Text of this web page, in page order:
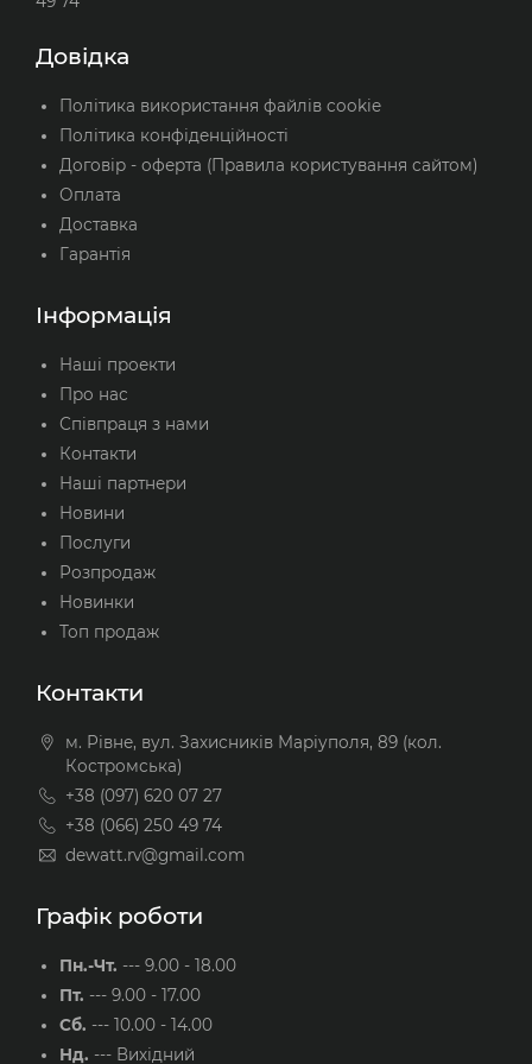
Довідка
Політика використання файлів cookie
Політика конфіденційності
Договір - оферта (Правила користування сайтом)
Оплата
Доставка
Гарантія
Інформація
Наші проекти
Про нас
Співпраця з нами
Контакти
Наші партнери
Новини
Послуги
Розпродаж
Новинки
Топ продаж
Контакти
м. Рівне, вул. Захисників Маріуполя, 89 (кол.
Костромська)
+38 (097) 620 07 27
+38 (066) 250 49 74
dewatt.rv@gmail.com
Графік роботи
Пн.-Чт. --- 9.00 - 18.00
Пт. --- 9.00 - 17.00
Сб. --- 10.00 - 14.00
Нд. --- Вихідний